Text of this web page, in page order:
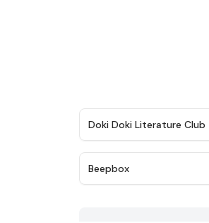
★ 4.6
Doki Doki Literature Club
Beepbox